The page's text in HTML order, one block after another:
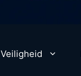
Veiligheid